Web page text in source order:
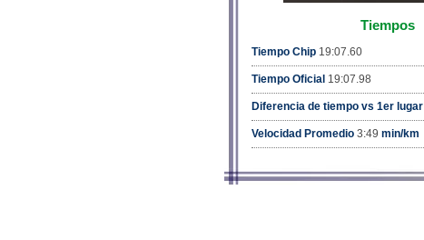
Tiempos
Tiempo Chip 19:07.60
Tiempo Oficial 19:07.98
Diferencia de tiempo vs 1er lugar
Velocidad Promedio 3:49 min/km